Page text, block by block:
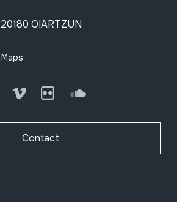
OIARTZUN
Issuu Vimeo Flickr SoundCloud
Contact